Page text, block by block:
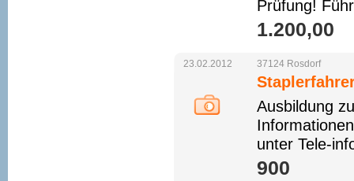
Prüfung!
1.200,00 
23.02.2012 37124 Rosdorf
Ausbildung
unter Tele-
900 